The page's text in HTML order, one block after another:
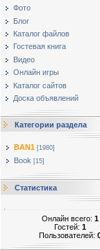
Фото
Блог
Каталог файлов
Гостевая книга
Видео
Онлайн игры
Каталог сайтов
Доска объявлений
Категории раздела
BAN1 [1980]
Book [15]
Статистика
Онлайн всего: 1
Гостей: 1
Пользователей: